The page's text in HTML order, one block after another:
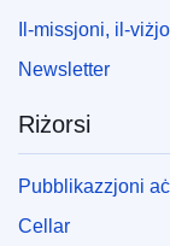
Il-missjoni, il-
Newsletter
Riżorsi
Pubblikazzjoni
Cellar